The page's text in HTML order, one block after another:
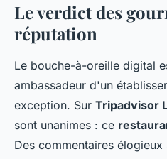
Le verdict des
réputation
Le bouche-à-oreille digital
ambassadeur d'un
exception. Sur Tripadvisor
sont unanimes : ce
Des commentaires